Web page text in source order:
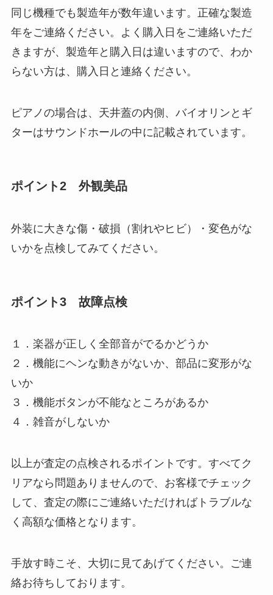
同じ機種でも製造年が数年違います。正確な製造
年をご連絡ください。よく購入日をご連絡いただ
きますが、製造年と購入日は違いますので、わか
らない方は、購入日と連絡ください。
ピアノの場合は、天井蓋の内側、バイオリンとギ
ターはサウンドホールの中に記載されています。
ポイント2 外観美品
外装に大きな傷・破損（割れやヒビ）・変色がな
いかを点検してみてください。
ポイント3 故障点検
１．楽器が正しく全部音がでるかどうか
２．機能にヘンな動きがないか、部品に変形がな
いか
３．機能ボタンが不能なところがあるか
４．雑音がしないか
以上が査定の点検されるポイントです。すべてク
リアなら問題ありませんので、お客様でチェック
して、査定の際にご連絡いただければトラブルな
く高額な価格となります。
手放す時こそ、大切に見てあげてください。ご連
絡お待ちしております。